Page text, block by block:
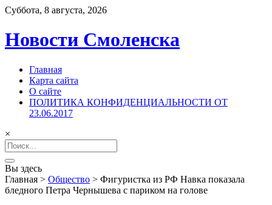
Суббота, 8 августа, 2026
Новости Смоленска
Главная
Карта сайта
О сайте
ПОЛИТИКА КОНФИДЕНЦИАЛЬНОСТИ ОТ
23.06.2017
×
Search
for:
Вы здесь
Главная > Общество > Фигуристка из РФ Навка показала
бледного Петра Чернышева с париком на голове